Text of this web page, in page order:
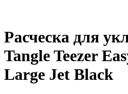
Расческа для
Tangle Teezer
Large Jet Black